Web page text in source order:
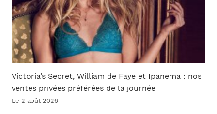
Victoria’s Secret, William de Faye et Ipanema : nos
ventes privées préférées de la journée
Le 2 août 2026